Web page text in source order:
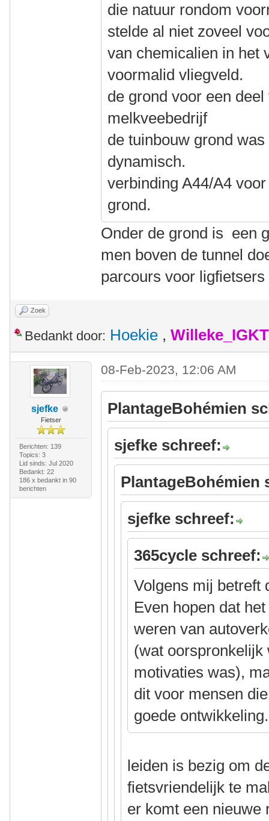
die natuur rondom
stelde al niet zoveel
van chemicalien in het
voormalid vliegveld.
de grond voor een
melkveebedrijf
de tuinbouw grond
dynamisch.
verbinding A44/A4
grond.
Onder de grond is een
men boven de tunnel
parcours voor ligfietsers
Zoek
Bedankt door: Hoekie , Willeke_IGKT
sjefke
Fietser
Berichten: 139
Topics: 3
Lid sinds: Jul 2020
Bedankt: 22
186 x bedankt in 90
berichten
08-Feb-2023, 12:06 AM
PlantageBohémien
sjefke schreef:
PlantageBohémien
sjefke schreef:
365cycle schreef:
Volgens mij betreft
Even hopen dat
weren van
(wat oorspronkelijk
motivaties was),
dit voor mensen
goede ontwikkeling.
leiden is bezig om
fietsvriendelijk te
er komt een nieuwe